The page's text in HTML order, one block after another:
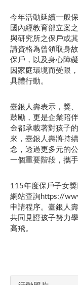
今年活動延續一般
國內經教育部立案
與研究所之保戶或
請資格為曾領取身
保戶，以及身心障
因家庭環境而受限
具體行動。
臺銀人壽表示，獎
鼓勵，更是企業陪
金都承載著對孩子
來，臺銀人壽將持
念，透過更多元的
一個重要階段，攜
115年度保戶子女
網站查詢https://
申請程序。臺銀人
共同見證孩子努力
高飛。